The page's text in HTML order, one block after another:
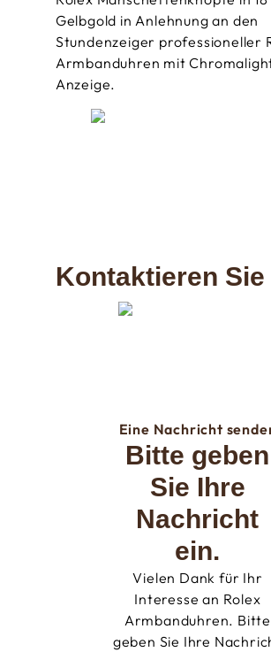
Gelbgold in Anlehnung an den
Stundenzeiger professioneller
Armbanduhren mit
Anzeige.
Kontaktieren Sie
Eine Nachricht
Bitte geben
Sie Ihre
Nachricht
ein.
Vielen Dank für Ihr
Interesse an Rolex
Armbanduhren. Bitte
geben Sie Ihre